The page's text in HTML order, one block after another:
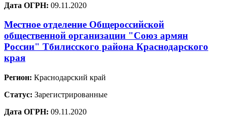
Дата ОГРН: 09.11.2020
Местное отделение Общероссийской
общественной организации "Союз армян
России" Тбилисского района Краснодарского
края
Регион: Краснодарский край
Статус: Зарегистрированные
Дата ОГРН: 09.11.2020